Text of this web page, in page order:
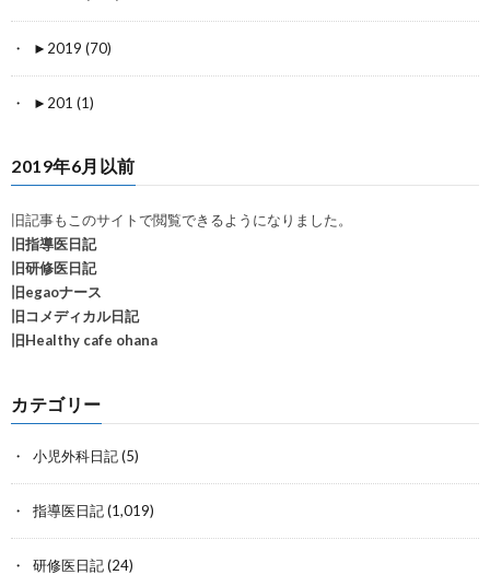
► 2019 (70)
► 201 (1)
2019年6月以前
旧記事もこのサイトで閲覧できるようになりました。
旧指導医日記
旧研修医日記
旧egaoナース
旧コメディカル日記
旧Healthy cafe ohana
カテゴリー
小児外科日記(5)
指導医日記(1,019)
研修医日記(24)